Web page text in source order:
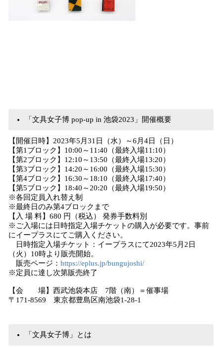
「文具女子博 pop-up in 池袋2023」開催概要
【開催日時】2023年5月31日（水）～6月4日（日）
【第1ブロック】10:00～11:40（最終入場11:10）
【第2ブロック】12:10～13:50（最終入場13:20）
【第3ブロック】14:20～16:00（最終入場15:30）
【第4ブロック】16:30～18:10（最終入場17:40）
【第5ブロック】18:40～20:20（最終入場19:50）
※各回定員入れ替え制
※最終日のみ第4ブロックまで
【入 場 料】680 円（税込） 発券手数料別
※ご入場には日時指定入場チケットの購入が必要です。事前
にイープラスにてご購入ください。
日時指定入場チケット：イープラスにて2023年5月2日
（火）10時より販売開始。
販売ページ： https://eplus.jp/bungujoshi/
※定員に達し次第販売終了
【会 場】西武池袋本店 7階（南）＝催事場
〒171-8569 東京都豊島区南池袋1-28-1
「文具女子博」とは